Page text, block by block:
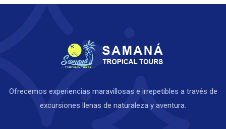
Ofrecemos experiencias maravillosas e irrepetibles a través de
excursiones llenas de naturaleza y aventura.